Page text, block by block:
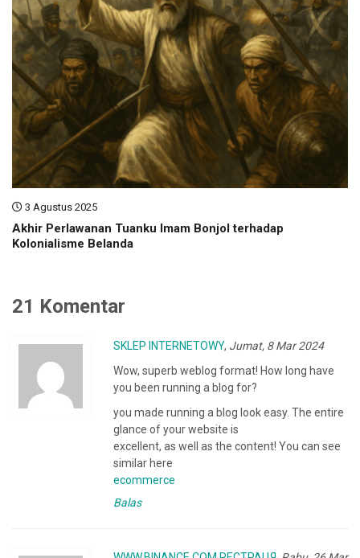
3 Agustus 2025
Akhir Perlawanan Tuanku Imam Bonjol terhadap
Kolonialisme Belanda
21 Komentar
SKLEP INTERNETOWY, Jumat, 8 Mar 2024
Wow, superb weblog format! How long have
you been running a blog for?
you made running a blog look easy. The entire
glance of your website is
excellent, as well as the content! You can see
similar here
ecommerce
Balas